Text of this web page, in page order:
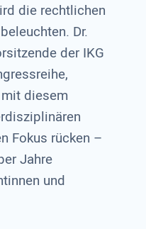
die rechtlichen
Dr.
der IKG
diesem
Fokus rücken –
Jahre
und